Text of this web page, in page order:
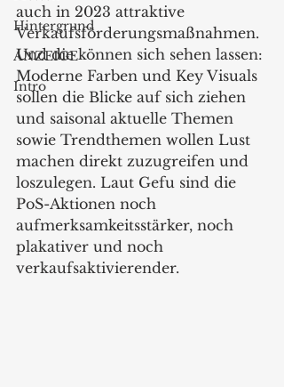
Hintergrund
ANZEIGE
Intro
auch in 2023 attraktive
Verkaufsförderungsmaßnahmen.
Und die können sich sehen lassen:
Moderne Farben und Key Visuals
sollen die Blicke auf sich ziehen
und saisonal aktuelle Themen
sowie Trendthemen wollen Lust
machen direkt zuzugreifen und
loszulegen. Laut Gefu sind die
PoS-Aktionen noch
aufmerksamkeitsstärker, noch
plakativer und noch
verkaufsaktivierender.